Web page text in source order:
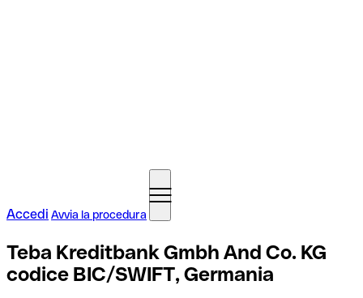
Accedi Avvia la procedura
Teba Kreditbank Gmbh And Co. KG
codice BIC/SWIFT, Germania